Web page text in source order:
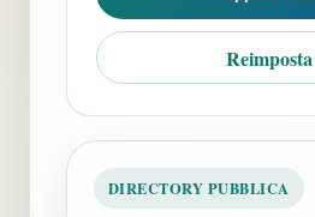
Reimposta
DIRECTORY PUBBLICA